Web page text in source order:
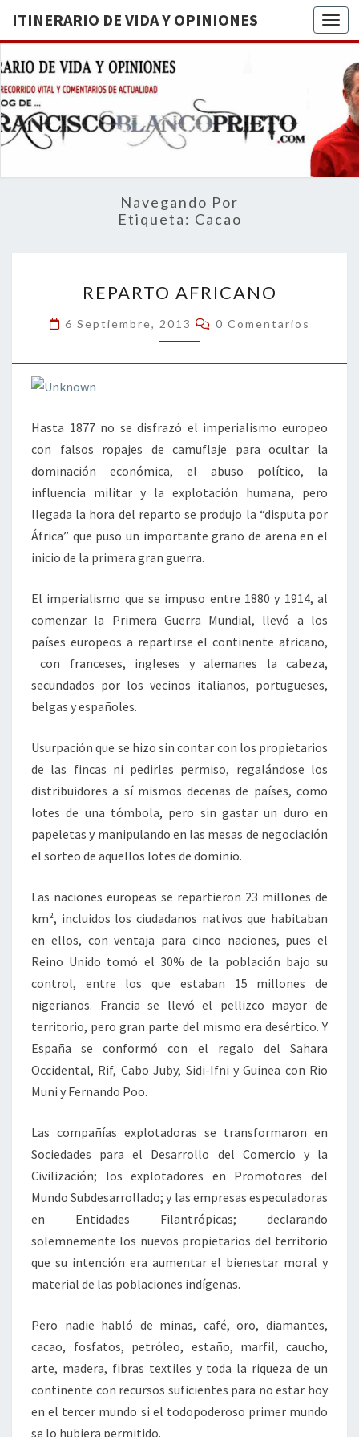
ITINERARIO DE VIDA Y OPINIONES
DE
BREVE
RECORRIDO
VITAL Y
ACTUALIDAD
Navegando Por
Etiqueta: Cacao
AFRICANO
REPARTO AFRICANO
6 Septiembre, 2013 Comentarios
0 Comentarios
Hasta 1877 no se disfrazó el imperialismo europeo
con falsos ropajes de camuflaje para ocultar la
dominación económica, el abuso político, la
influencia militar y la explotación humana, pero
llegada la hora del reparto se produjo la “disputa por
África” que puso un importante grano de arena en el
inicio de la primera gran guerra.
El imperialismo que se impuso entre 1880 y 1914, al
comenzar la Primera Guerra Mundial, llevó a los
países europeos a repartirse el continente africano,
con franceses, ingleses y alemanes la cabeza,
secundados por los vecinos italianos, portugueses,
belgas y españoles.
Usurpación que se hizo sin contar con los propietarios
de las fincas ni pedirles permiso, regalándose los
distribuidores a sí mismos decenas de países, como
lotes de una tómbola, pero sin gastar un duro en
papeletas y manipulando en las mesas de negociación
el sorteo de aquellos lotes de dominio.
Las naciones europeas se repartieron 23 millones de
km², incluidos los ciudadanos nativos que habitaban
en ellos, con ventaja para cinco naciones, pues el
Reino Unido tomó el 30% de la población bajo su
control, entre los que estaban 15 millones de
nigerianos. Francia se llevó el pellizco mayor de
territorio, pero gran parte del mismo era desértico. Y
España se conformó con el regalo del Sahara
Occidental, Rif, Cabo Juby, Sidi-Ifni y Guinea con Rio
Muni y Fernando Poo.
Las compañías explotadoras se transformaron en
Sociedades para el Desarrollo del Comercio y la
Civilización; los explotadores en Promotores del
Mundo Subdesarrollado; y las empresas especuladoras
en Entidades Filantrópicas; declarando
solemnemente los nuevos propietarios del territorio
que su intención era aumentar el bienestar moral y
material de las poblaciones indígenas.
Pero nadie habló de minas, café, oro, diamantes,
cacao, fosfatos, petróleo, estaño, marfil, caucho,
arte, madera, fibras textiles y toda la riqueza de un
continente con recursos suficientes para no estar hoy
en el tercer mundo si el todopoderoso primer mundo
se lo hubiera permitido.